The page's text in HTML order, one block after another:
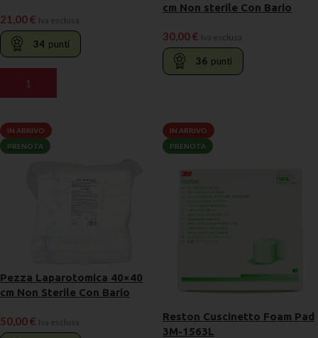
21,00€ Iva esclusa
34 punti
AGGIUNGI AL CARRELLO
cm Non sterile Con Bario
30,00€ Iva esclusa
36 punti
IN ARRIVO
PRENOTA
Pezza Laparotomica 40×40
cm Non Sterile Con Bario
50,00€ Iva esclusa
IN ARRIVO
PRENOTA
Reston Cuscinetto Foam Pad
3M-1563L